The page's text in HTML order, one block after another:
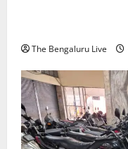
The Bengaluru Live